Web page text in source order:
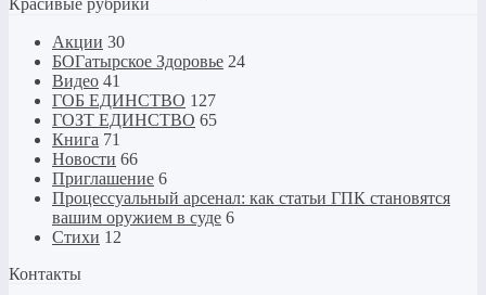
Акции 30
БОГатырское Здоровье 24
Видео 41
ГОБ ЕДИНСТВО 127
ГОЗТ ЕДИНСТВО 65
Книга 71
Новости 66
Приглашение 6
Процессуальный арсенал: как статьи ГПК становятся
вашим оружием в суде 6
Стихи 12
Контакты